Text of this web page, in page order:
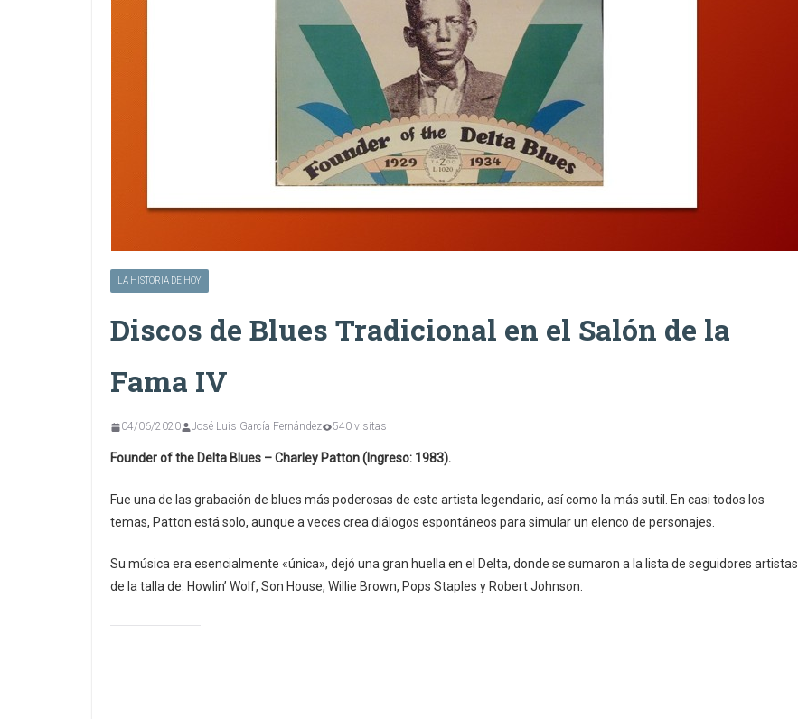
LA HISTORIA DE HOY
Discos de Blues Tradicional en el Salón de la
Fama IV
04/06/2020 José Luis García Fernández 540 visitas
Founder of the Delta Blues – Charley Patton (Ingreso: 1983).
Fue una de las grabación de blues más poderosas de este artista legendario, así como la más sutil. En casi todos los
temas, Patton está solo, aunque a veces crea diálogos espontáneos para simular un elenco de personajes.
Su música era esencialmente «única», dejó una gran huella en el Delta, donde se sumaron a la lista de seguidores artistas
de la talla de: Howlin’ Wolf, Son House, Willie Brown, Pops Staples y Robert Johnson.